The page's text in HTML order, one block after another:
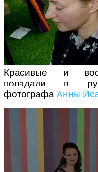
Красивые и
попадали в
фотографа Анны